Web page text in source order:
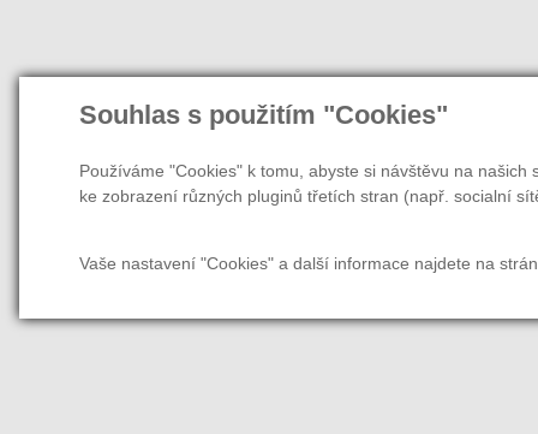
Souhlas s použitím "Cookies"
Používáme "Cookies" k tomu, abyste si návštěvu na
ke zobrazení různých pluginů třetích stran (např. socialní
Vaše nastavení "Cookies" a další informace najdete na